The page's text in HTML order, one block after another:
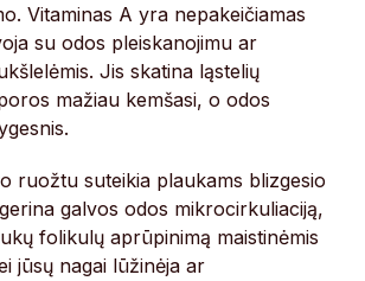
Vitaminas A yra nepakeičiamas
su odos pleiskanojimu ar
Jis skatina ląstelių
mažiau kemšasi, o odos
ruožtu suteikia plaukams blizgesio
galvos odos mikrocirkuliaciją,
folikulų aprūpinimą maistinėmis
jūsų nagai lūžinėja ar